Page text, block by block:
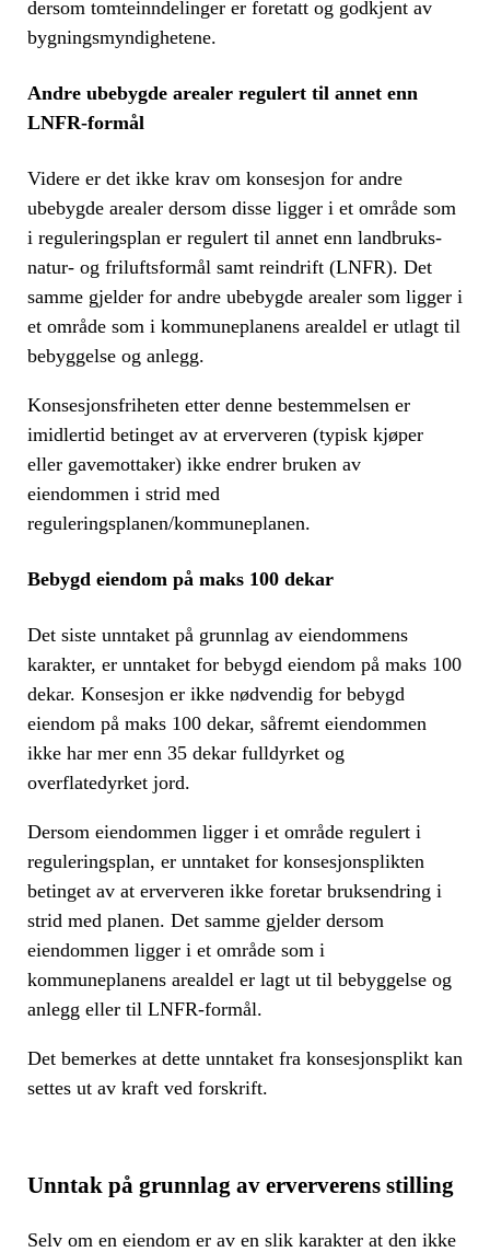
dersom tomteinndelinger er foretatt og godkjent av
bygningsmyndighetene.
Andre ubebygde arealer regulert til annet enn
LNFR-formål
Videre er det ikke krav om konsesjon for andre
ubebygde arealer dersom disse ligger i et område som
i reguleringsplan er regulert til annet enn landbruks-
natur- og friluftsformål samt reindrift (LNFR). Det
samme gjelder for andre ubebygde arealer som ligger i
et område som i kommuneplanens arealdel er utlagt til
bebyggelse og anlegg.
Konsesjonsfriheten etter denne bestemmelsen er
imidlertid betinget av at erververen (typisk kjøper
eller gavemottaker) ikke endrer bruken av
eiendommen i strid med
reguleringsplanen/kommuneplanen.
Bebygd eiendom på maks 100 dekar
Det siste unntaket på grunnlag av eiendommens
karakter, er unntaket for bebygd eiendom på maks 100
dekar. Konsesjon er ikke nødvendig for bebygd
eiendom på maks 100 dekar, såfremt eiendommen
ikke har mer enn 35 dekar fulldyrket og
overflatedyrket jord.
Dersom eiendommen ligger i et område regulert i
reguleringsplan, er unntaket for konsesjonsplikten
betinget av at erververen ikke foretar bruksendring i
strid med planen. Det samme gjelder dersom
eiendommen ligger i et område som i
kommuneplanens arealdel er lagt ut til bebyggelse og
anlegg eller til LNFR-formål.
Det bemerkes at dette unntaket fra konsesjonsplikt kan
settes ut av kraft ved forskrift.
Unntak på grunnlag av erververens stilling
Selv om en eiendom er av en slik karakter at den ikke